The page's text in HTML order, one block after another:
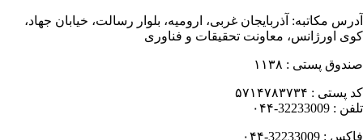
مکاتبه:آذربایجان غربی، ارومیه، بلوار رسالت، خیابان جهاد،
اورژانس، معاونت تحقیقات و فناوری
پستی : ۱۱۳۸
پستی : ۵۷۱۴۷۸۳۷۳۴
: 32233009-۰۴۴
: 32233009-۰۴۴